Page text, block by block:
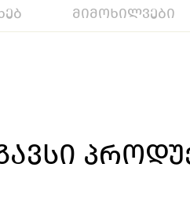
მიმოხილვები